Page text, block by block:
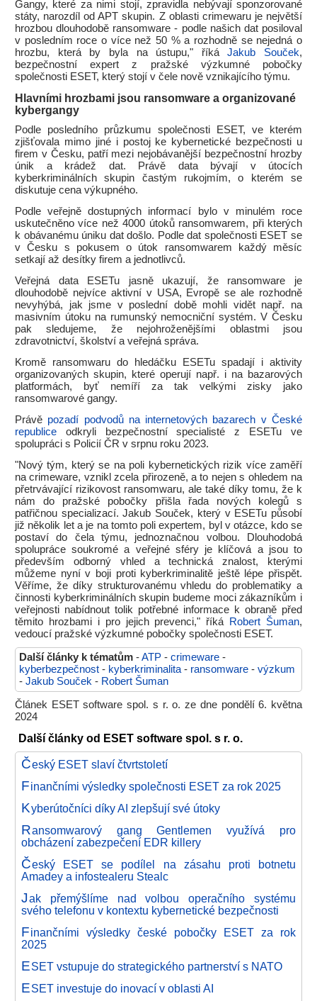
Gangy, které za nimi stojí, zpravidla nebývají sponzorované
státy, narozdíl od APT skupin. Z oblasti crimewaru je největší
hrozbou dlouhodobě ransomware - podle našich dat posiloval
v posledním roce o více než 50 % a rozhodně se nejedná o
hrozbu, která by byla na ústupu," říkáJakub Souček,
bezpečnostní expert z pražské výzkumné pobočky
společnosti ESET, který stojí v čele nově vznikajícího týmu.
Hlavními hrozbami jsou ransomware a organizované
kybergangy
Podle posledního průzkumu společnosti ESET, ve kterém
zjišťovala mimo jiné i postoj ke kybernetické bezpečnosti u
firem v Česku, patří mezi nejobávanější bezpečnostní hrozby
únik a krádež dat. Právě data bývají v útocích
kyberkriminálních skupin častým rukojmím, o kterém se
diskutuje cena výkupného.
Podle veřejně dostupných informací bylo v minulém roce
uskutečněno více než 4000 útoků ransomwarem, při kterých
k obávanému úniku dat došlo. Podle dat společnosti ESET se
v Česku s pokusem o útok ransomwarem každý měsíc
setkají až desítky firem a jednotlivců.
Veřejná data ESETu jasně ukazují, že ransomware je
dlouhodobě nejvíce aktivní v USA, Evropě se ale rozhodně
nevyhýbá, jak jsme v poslední době mohli vidět např. na
masivním útoku na rumunský nemocniční systém. V Česku
pak sledujeme, že nejohroženějšími oblastmi jsou
zdravotnictví, školství a veřejná správa.
Kromě ransomwaru do hledáčku ESETu spadají i aktivity
organizovaných skupin, které operují např. i na bazarových
platformách, byť nemíří za tak velkými zisky jako
ransomwarové gangy.
Právě pozadí podvodů na internetových bazarech v České
republice odkryli bezpečnostní specialisté z ESETu ve
spolupráci s Policií ČR v srpnu roku 2023.
"Nový tým, který se na poli kybernetických rizik více zaměří
na crimeware, vznikl zcela přirozeně, a to nejen s ohledem na
přetrvávající rizikovost ransomwaru, ale také díky tomu, že k
nám do pražské pobočky přišla řada nových kolegů s
patřičnou specializací. Jakub Souček, který v ESETu působí
již několik let a je na tomto poli expertem, byl v otázce, kdo se
postaví do čela týmu, jednoznačnou volbou. Dlouhodobá
spolupráce soukromé a veřejné sféry je klíčová a jsou to
především odborný vhled a technická znalost, kterými
můžeme nyní v boji proti kyberkriminalitě ještě lépe přispět.
Věříme, že díky strukturovanému vhledu do problematiky a
činnosti kyberkriminálních skupin budeme moci zákazníkům i
veřejnosti nabídnout tolik potřebné informace k obraně před
těmito hrozbami i pro jejich prevenci," říká
Robert Šuman,
vedoucí pražské výzkumné pobočky společnosti ESET.
Další články k tématům -ATP - crimeware -
kyberbezpečnost - kyberkriminalita - ransomware - výzkum
- Jakub Souček - Robert Šuman
Článek ESET software spol. s r. o. ze dne pondělí 6. května
2024
Další články od ESET software spol. s r. o.
Český ESET slaví čtvrtstoletí
Finančními výsledky společnosti ESET za rok 2025
Kyberútočníci díky AI zlepšují své útoky
Ransomwarový gang Gentlemen využívá pro
obcházení zabezpečení EDR killery
Český ESET se podílel na zásahu proti botnetu
Amadey a infostealeru Stealc
Jak přemýšlíme nad volbou operačního systému
svého telefonu v kontextu kybernetické bezpečnosti
Finančními výsledky české pobočky ESET za rok
2025
ESET vstupuje do strategického partnerství s NATO
ESET investuje do inovací v oblasti AI